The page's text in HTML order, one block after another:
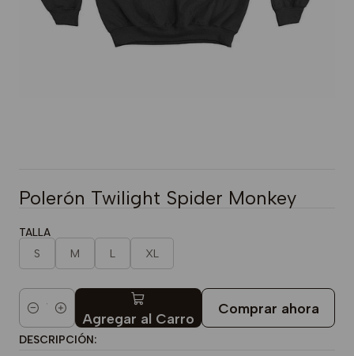
Polerón Twilight Spider Monkey
TALLA
S M L XL
Cantidad Agregar al Carro
Comprar ahora
DESCRIPCIÓN: